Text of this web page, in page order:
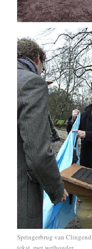
Springerbrug van